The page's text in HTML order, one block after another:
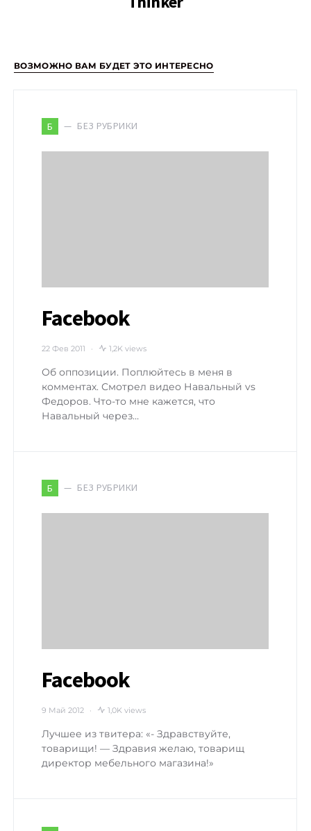
ВОЗМОЖНО ВАМ БУДЕТ ЭТО ИНТЕРЕСНО
Б БЕЗ РУБРИКИ
Facebook
22 Фев 2011 1,2K views
Об оппозиции. Поплюйтесь в меня в
комментах. Смотрел видео Навальный vs
Федоров. Что-то мне кажется, что
Навальный через…
Б БЕЗ РУБРИКИ
Facebook
9 Май 2012 1,0K views
Лучшее из твитера: «- Здравствуйте,
товарищи! — Здравия желаю, товарищ
директор мебельного магазина!»